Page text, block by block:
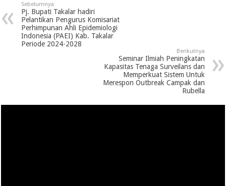
Sebelumnya
Pj. Bupati Takalar hadiri
Pelantikan Pengurus Komisariat
Perhimpunan Ahli Epidemiologi
Indonesia (PAEI) Kab. Takalar
Periode 2024-2028
Berikutnya
Seminar Ilmiah Peningkatan
Kapasitas Tenaga Surveilans dan
Memperkuat Sistem Untuk
Merespon Outbreak Campak dan
Rubella